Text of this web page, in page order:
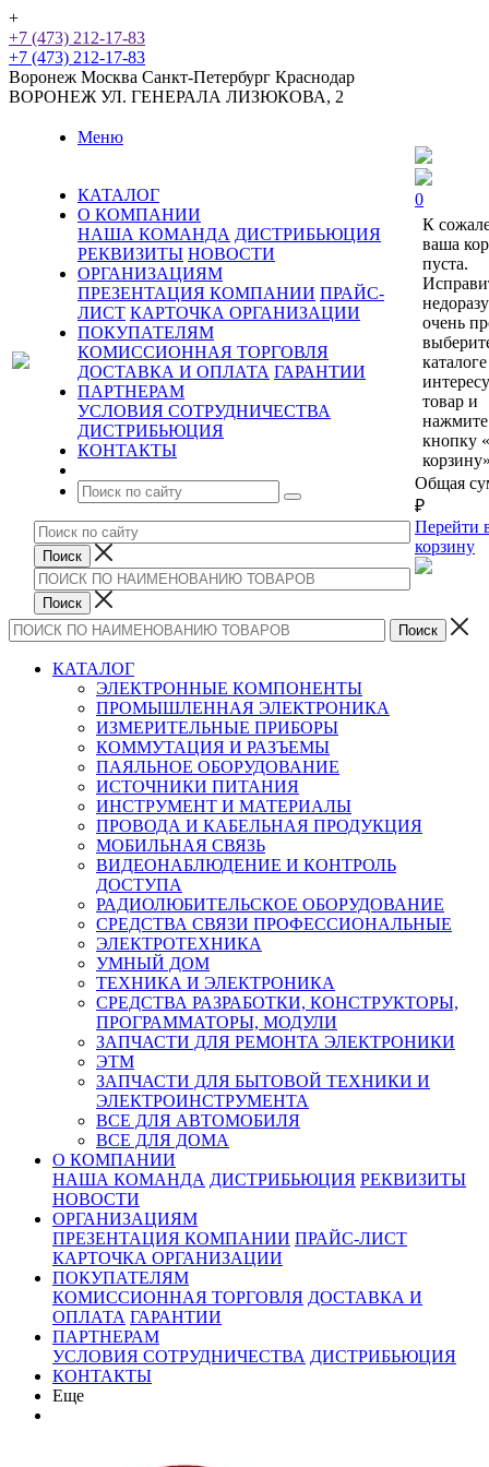
+
+7 (473) 212-17-83
+7 (473) 212-17-83
Воронеж Москва Санкт-Петербург Краснодар
ВОРОНЕЖ УЛ. ГЕНЕРАЛА ЛИЗЮКОВА, 2
Меню
КАТАЛОГ
О КОМПАНИИ
НАША КОМАНДА ДИСТРИБЬЮЦИЯ
РЕКВИЗИТЫ НОВОСТИ
ОРГАНИЗАЦИЯМ
ПРЕЗЕНТАЦИЯ КОМПАНИИ ПРАЙС-
ЛИСТ КАРТОЧКА ОРГАНИЗАЦИИ
ПОКУПАТЕЛЯМ
КОМИССИОННАЯ ТОРГОВЛЯ
ДОСТАВКА И ОПЛАТА ГАРАНТИИ
ПАРТНЕРАМ
УСЛОВИЯ СОТРУДНИЧЕСТВА
ДИСТРИБЬЮЦИЯ
КОНТАКТЫ
0
К
ваша
пуста.
очень
каталоге
товар и
нажмите
кнопку
Общая
₽
Перейти
корзину
КАТАЛОГ
ЭЛЕКТРОННЫЕ КОМПОНЕНТЫ
ПРОМЫШЛЕННАЯ ЭЛЕКТРОНИКА
ИЗМЕРИТЕЛЬНЫЕ ПРИБОРЫ
КОММУТАЦИЯ И РАЗЪЕМЫ
ПАЯЛЬНОЕ ОБОРУДОВАНИЕ
ИСТОЧНИКИ ПИТАНИЯ
ИНСТРУМЕНТ И МАТЕРИАЛЫ
ПРОВОДА И КАБЕЛЬНАЯ ПРОДУКЦИЯ
МОБИЛЬНАЯ СВЯЗЬ
ВИДЕОНАБЛЮДЕНИЕ И КОНТРОЛЬ
ДОСТУПА
РАДИОЛЮБИТЕЛЬСКОЕ ОБОРУДОВАНИЕ
СРЕДСТВА СВЯЗИ ПРОФЕССИОНАЛЬНЫЕ
ЭЛЕКТРОТЕХНИКА
УМНЫЙ ДОМ
ТЕХНИКА И ЭЛЕКТРОНИКА
СРЕДСТВА РАЗРАБОТКИ, КОНСТРУКТОРЫ,
ПРОГРАММАТОРЫ, МОДУЛИ
ЗАПЧАСТИ ДЛЯ РЕМОНТА ЭЛЕКТРОНИКИ
ЭТМ
ЗАПЧАСТИ ДЛЯ БЫТОВОЙ ТЕХНИКИ И
ЭЛЕКТРОИНСТРУМЕНТА
ВСЕ ДЛЯ АВТОМОБИЛЯ
ВСЕ ДЛЯ ДОМА
О КОМПАНИИ
НАША КОМАНДА ДИСТРИБЬЮЦИЯ РЕКВИЗИТЫ
НОВОСТИ
ОРГАНИЗАЦИЯМ
ПРЕЗЕНТАЦИЯ КОМПАНИИ ПРАЙС-ЛИСТ
КАРТОЧКА ОРГАНИЗАЦИИ
ПОКУПАТЕЛЯМ
КОМИССИОННАЯ ТОРГОВЛЯ ДОСТАВКА И
ОПЛАТА ГАРАНТИИ
ПАРТНЕРАМ
УСЛОВИЯ СОТРУДНИЧЕСТВА ДИСТРИБЬЮЦИЯ
КОНТАКТЫ
Еще